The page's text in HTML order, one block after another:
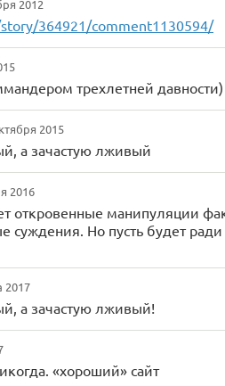
2012
364921/comment1130594/
трехлетней давности)
2015
а зачастую лживый
2016
откровенные манипуляции
суждения. Но пусть будет
2017
а зачастую лживый!
«хороший» сайт